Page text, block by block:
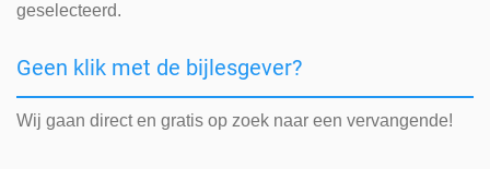
geselecteerd.
Geen klik met de bijlesgever?
Wij gaan direct en gratis op zoek naar een vervangende!